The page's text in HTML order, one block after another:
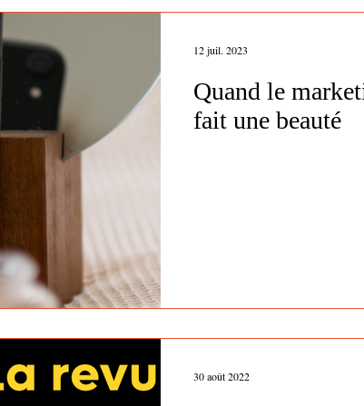
Quand le
fait une beauté
12 juil. 2023
30 août 2022